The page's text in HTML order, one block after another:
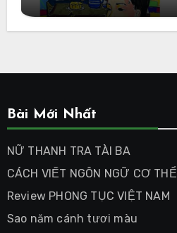
Bài Mới Nhất
NỮ THANH TRA TÀI BA
CÁCH VIẾT NGÔN NGỮ CƠ THỂ
Review PHONG TỤC VIỆT NAM
Sao năm cánh tươi màu